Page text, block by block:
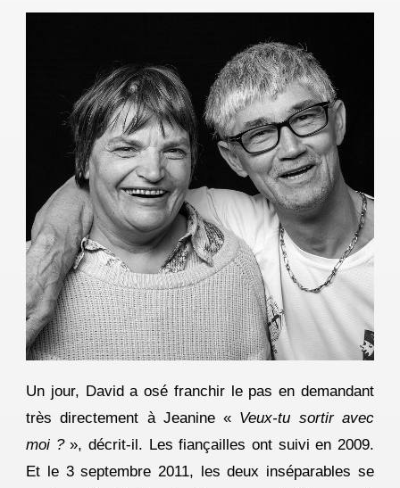
Un jour, David a osé franchir le pas en demandant
très directement à Jeanine « Veux-tu sortir avec
moi ? », décrit-il. Les fiançailles ont suivi en 2009.
Et le 3 septembre 2011, les deux inséparables se